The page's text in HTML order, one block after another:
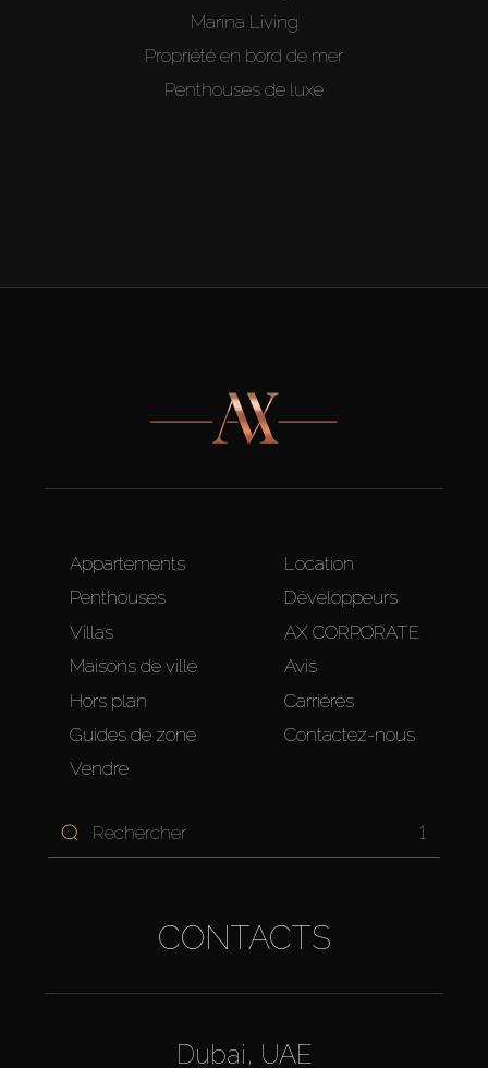
Marina Living
Propriété en bord de mer
Penthouses de luxe
Appartements
Penthouses
Villas
Maisons de ville
Hors plan
Guides de zone
Vendre
Location
Développeurs
AX CORPORATE
Avis
Carrières
Contactez-nous
1
CONTACTS
Dubai, UAE